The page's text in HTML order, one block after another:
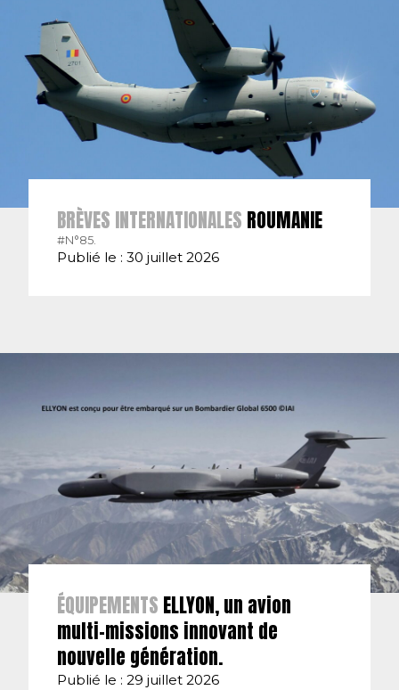
BRÈVES INTERNATIONALES ROUMANIE
#N°85.
Publié le : 30 juillet 2026
ÉQUIPEMENTS ELLYON, un avion
multi-missions innovant de
nouvelle génération.
Publié le : 29 juillet 2026